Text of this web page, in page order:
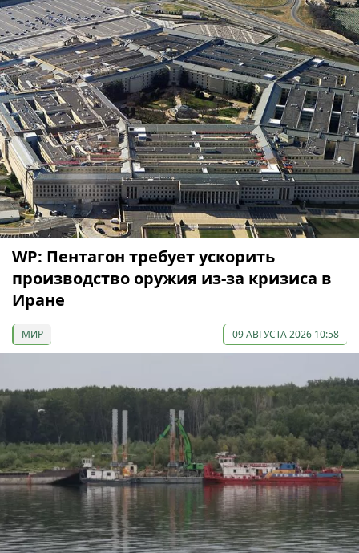
WP: Пентагон требует ускорить
производство оружия из-за кризиса в
Иране
МИР 09 АВГУСТА 2026 10:58